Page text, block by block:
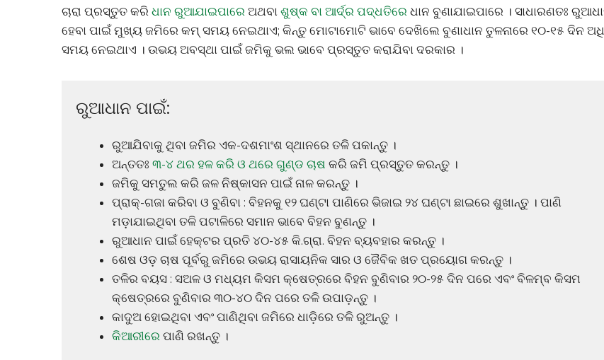
ଚାରା ପ୍ରସ୍ତୁତ କରି ଧାନ ରୁଆଯାଇପାରେ ଅଥବା ଶୁଷ୍କ ବା ଆର୍ଦ୍ର ପଦ୍ଧତିରେ ଧାନ ବୁଣାଯାଇପାରେ । ସାଧାରଣତଃ
ହେବା ପାଇଁ ମୁଖ୍ୟ ଜମିରେ କମ୍ ସମୟ ନେଇଥାଏ; କିନ୍ତୁ ମୋଟାମୋଟି ଭାବେ ଦେଖିଲେ ବୁଣାଧାନ ତୁଳନାରେ ୧୦-୧୫ ଦିନ
ସମୟ ନେଇଥାଏ । ଉଭୟ ଅବସ୍ଥା ପାଇଁ ଜମିକୁ ଭଲ ଭାବେ ପ୍ରସ୍ତୁତ କରାଯିବା ଦରକାର ।
ରୁଆଧାନ ପାଇଁ:
ରୁଆଯିବାକୁ ଥିବା ଜମିର ଏକ-ଦଶମାଂଶ ସ୍ଥାନରେ ତଳି ପକାନ୍ତୁ ।
ଅନ୍ତତଃ ୩-୪ ଥର ହଳ କରି ଓ ଥରେ ଗୁଣ୍ଡ ଚାଷ କରି ଜମି ପ୍ରସ୍ତୁତ କରନ୍ତୁ ।
ଜମିକୁ ସମତୁଲ କରି ଜଳ ନିଷ୍କାସନ ପାଇଁ ନାଳ କରନ୍ତୁ ।
ପ୍ରାକ୍-ଗଜା କରିବା ଓ ବୁଣିବା : ବିହନକୁ ୧୨ ଘଣ୍ଟା ପାଣିରେ ଭିଜାଇ ୨୪ ଘଣ୍ଟା ଛାଇରେ ଶୁଖାନ୍ତୁ । ପାଣି
ମଡ଼ାଯାଇଥିବା ତଳି ପଟାଳିରେ ସମାନ ଭାବେ ବିହନ ବୁଣନ୍ତୁ ।
ରୁଆଧାନ ପାଇଁ ହେକ୍ଟର ପ୍ରତି ୪୦-୪୫ କି.ଗ୍ରା. ବିହନ ବ୍ୟବହାର କରନ୍ତୁ ।
ଶେଷ ଓଡ଼ ଚାଷ ପୂର୍ବରୁ ଜମିରେ ଉଭୟ ରାସାୟନିକ ସାର ଓ ଜୈବିକ ଖତ ପ୍ରୟୋଗ କରନ୍ତୁ ।
ତଳିର ବୟସ : ସଅଳ ଓ ମଧ୍ୟମ କିସମ କ୍ଷେତ୍ରରେ ବିହନ ବୁଣିବାର ୨୦-୨୫ ଦିନ ପରେ ଏବଂ ବିଳମ୍ବ କିସମ
କ୍ଷେତ୍ରରେ ବୁଣିବାର ୩୦-୪୦ ଦିନ ପରେ ତଳି ଉପାଡ଼ନ୍ତୁ ।
କାଦୁଅ ହୋଇଥିବା ଏବଂ ପାଣିଥିବା ଜମିରେ ଧାଡ଼ିରେ ତଳି ରୁଅନ୍ତୁ ।
କିଆରୀରେ ପାଣି ରଖନ୍ତୁ ।